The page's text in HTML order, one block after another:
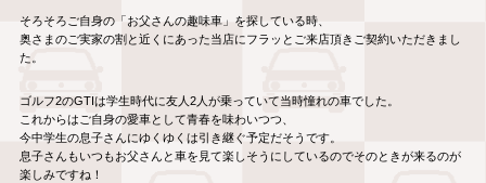
そろそろご自身の「お父さんの趣味車」を探している時、
奥さまのご実家の割と近くにあった当店にフラッとご来店頂きご契約いただきまし
た。
ゴルフ2のGTIは学生時代に友人2人が乗っていて当時憧れの車でした。
これからはご自身の愛車として青春を味わいつつ、
今中学生の息子さんにゆくゆくは引き継ぐ予定だそうです。
息子さんもいつもお父さんと車を見て楽しそうにしているのでそのときが来るのが
楽しみですね！